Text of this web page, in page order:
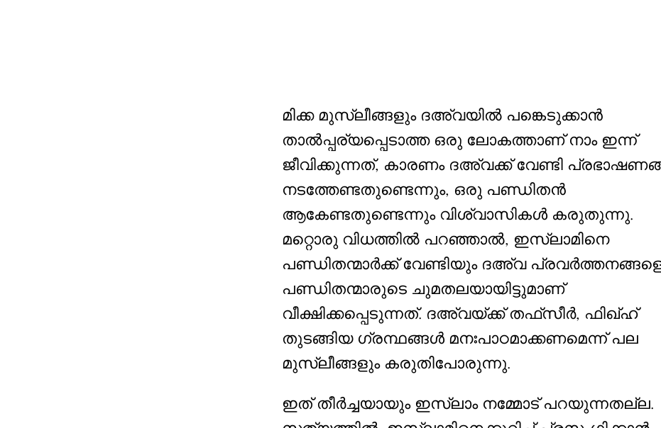
മിക്ക മുസ്ലീങ്ങളും ദഅ്‌വയിൽ പങ്കെടുക്കാൻ
താൽപ്പര്യപ്പെടാത്ത ഒരു ലോകത്താണ് നാം ഇന്ന്
ജീവിക്കുന്നത്, കാരണം ദഅ്‌വക്ക് വേണ്ടി
നടത്തേണ്ടതുണ്ടെന്നും, ഒരു പണ്ഡിതൻ
ആകേണ്ടതുണ്ടെന്നും വിശ്വാസികൾ കരുതുന്നു.
മറ്റൊരു വിധത്തിൽ പറഞ്ഞാൽ, ഇസ്‌ലാമിനെ
പണ്ഡിതന്മാർക്ക് വേണ്ടിയും ദഅ്‌വ
പണ്ഡിതന്മാരുടെ ചുമതലയായിട്ടുമാണ്
വീക്ഷിക്കപ്പെടുന്നത്. ദഅ്‌വയ്‌ക്ക് തഫ്‌സീർ, ഫിഖ്ഹ്
തുടങ്ങിയ ഗ്രന്ഥങ്ങൾ മനഃപാഠമാക്കണമെന്ന് പല
മുസ്ലീങ്ങളും കരുതിപോരുന്നു.
ഇത് തീർച്ചയായും ഇസ്ലാം നമ്മോട് പറയുന്നതല്ല.